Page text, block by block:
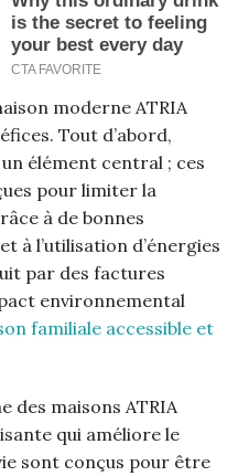
moderne ATRIA
Tout d’abord,
élément central ; ces
pour limiter la
à de bonnes
à l’utilisation d’énergies
par des factures
environnemental
familiale accessible et
des maisons ATRIA
qui améliore le
sont conçus pour être